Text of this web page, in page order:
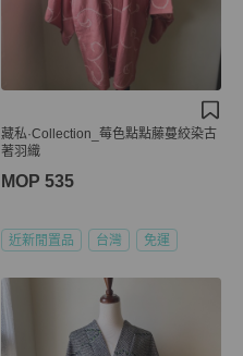
藏私·Collection_莓色點點藤蔓絞染古
著羽織
MOP 535
近新閒置品 台灣 免運